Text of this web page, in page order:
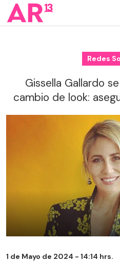
Redes
Gissella Gallardo
cambio de look:
1 de Mayo de 2024 - 14:14 hrs.